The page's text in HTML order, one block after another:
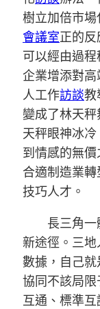
樹立加倍市
會議室正的
可以經由過
企業增添對
人工作訪談教
變成了林天
天秤眼神冰
到情感的無
合適制造業轉
技巧人才。
長三角
新途徑。三
數據，自己
協同不該局
互通、標準